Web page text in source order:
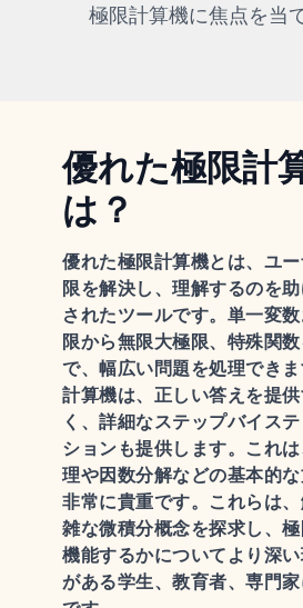
極限計算機に焦点を当
優れた極限計
は？
優れた極限計算機とは、ユ
限を解決し、理解するのを
されたツールです。単一変
限から無限大極限、特殊関
で、幅広い問題を処理でき
計算機は、正しい答えを提
く、詳細なステップバイス
ションも提供します。これ
理や因数分解などの基本的
非常に貴重です。これらは
雑な微積分概念を探求し、
機能するかについてより深
がある学生、教育者、専門